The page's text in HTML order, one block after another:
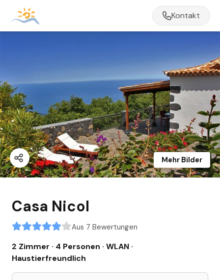
Mehr Bilder
Casa Nicol
Aus 7 Bewertungen
2 Zimmer · 4 Personen · WLAN ·
Haustierfreundlich
Kontakt